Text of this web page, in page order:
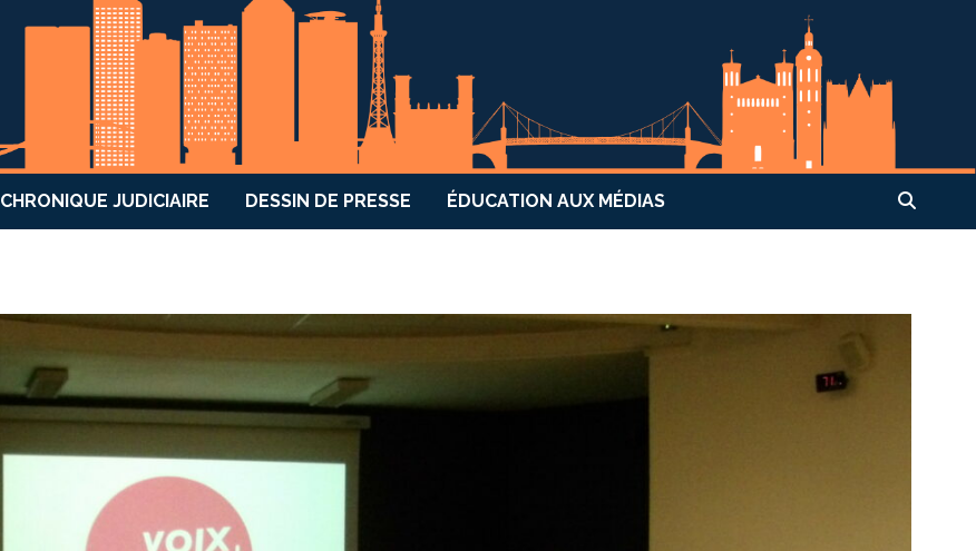
CHRONIQUE JUDICIAIRE DESSIN DE PRESSE ÉDUCATION AUX MÉDIAS